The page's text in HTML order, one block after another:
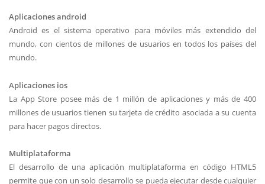
Aplicaciones android
Android es el sistema operativo para móviles más extendido del
mundo, con cientos de millones de usuarios en todos los países del
mundo.
Aplicaciones ios
La App Store posee más de 1 millón de aplicaciones y más de 400
millones de usuarios tienen su tarjeta de crédito asociada a su cuenta
para hacer pagos directos.
Multiplataforma
El desarrollo de una aplicación multiplataforma en código HTML5
permite que con un solo desarrollo se pueda ejecutar desde cualquier